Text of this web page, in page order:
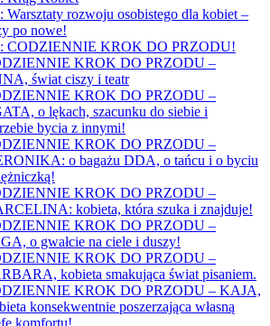
Warsztaty rozwoju osobistego dla kobiet –
po nowe!
CODZIENNIE KROK DO PRZODU!
KROK DO PRZODU –
świat ciszy i teatr
KROK DO PRZODU –
o lękach, szacunku do siebie i
bycia z innymi!
KROK DO PRZODU –
o bagażu DDA, o tańcu i o byciu
KROK DO PRZODU –
kobieta, która szuka i znajduje!
KROK DO PRZODU –
o gwałcie na ciele i duszy!
KROK DO PRZODU –
kobieta smakująca świat pisaniem.
KROK DO PRZODU – KAJA,
konsekwentnie poszerzająca własną
komfortu!